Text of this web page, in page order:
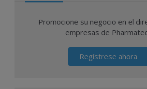
Promocione su negocio en el
empresas de
Regístrese ahora